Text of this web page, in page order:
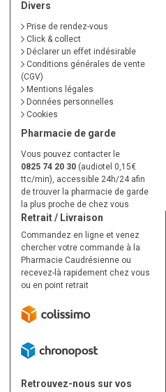
Divers
Prise de rendez-vous
Click & collect
Déclarer un effet indésirable
Conditions générales de vente
(CGV)
Mentions légales
Données personnelles
Cookies
Pharmacie de garde
Vous pouvez contacter le
0825 74 20 30 (audiotel 0,15€
ttc/min), accessible 24h/24 afin
de trouver la pharmacie de garde
la plus proche de chez vous
Retrait / Livraison
Commandez en ligne et venez
chercher votre commande à la
Pharmacie Caudrésienne ou
recevez-là rapidement chez vous
ou en point retrait
Retrouvez-nous sur vos